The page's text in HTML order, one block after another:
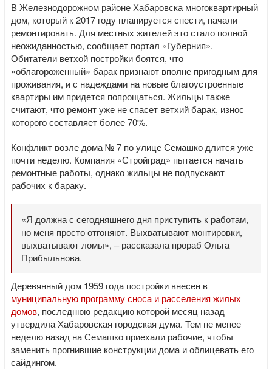
В Железнодорожном районе Хабаровска многоквартирный
дом, который к 2017 году планируется снести, начали
ремонтировать. Для местных жителей это стало полной
неожиданностью, сообщает портал «Губерния».
Обитатели ветхой постройки боятся, что
«облагороженный» барак признают вполне пригодным для
проживания, и с надеждами на новые благоустроенные
квартиры им придется попрощаться. Жильцы также
считают, что ремонт уже не спасет ветхий барак, износ
которого составляет более 70%.
Конфликт возле дома № 7 по улице Семашко длится уже
почти неделю. Компания «Стройград» пытается начать
ремонтные работы, однако жильцы не подпускают
рабочих к бараку.
«Я должна с сегодняшнего дня приступить к работам,
но меня просто отгоняют. Выхватывают монтировки,
выхватывают ломы», – рассказала прораб Ольга
Прибыльнова.
Деревянный дом 1959 года постройки внесен в
муниципальную программу сноса и расселения жилых
домов, последнюю редакцию которой месяц назад
утвердила Хабаровская городская дума. Тем не менее
неделю назад на Семашко приехали рабочие, чтобы
заменить прогнившие конструкции дома и облицевать его
сайдингом.